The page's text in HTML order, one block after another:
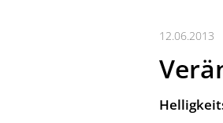
12.06.2013